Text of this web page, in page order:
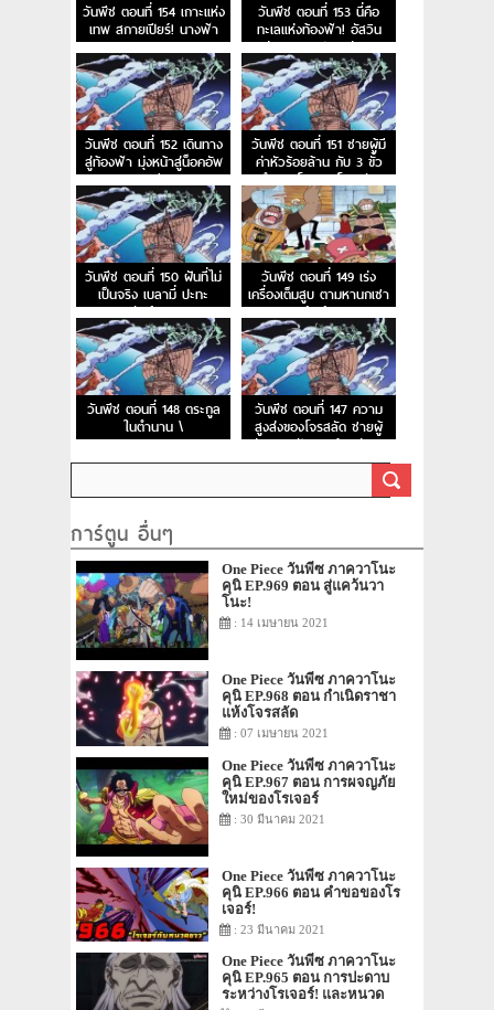
วันพีช ตอนที่ 154 เกาะแห่ง
เทพ สกายเปียร์! นางฟ้า
ของหาดเมฆ
วันพีช ตอนที่ 153 นี่คือ
ทะเลแห่งท้องฟ้า! อัสวิน
แห่งนภาและประตูสู่สรวง
สวรรค์
วันพีช ตอนที่ 152 เดินทาง
สู่ท้องฟ้า มุ่งหน้าสู่น็อคอัพ
สตรีม
วันพีช ตอนที่ 151 ชายผู้มี
ค่าหัวร้อยล้าน กับ 3 ขั้ว
อำนาจโลกและโจรสลัด
หนวดดำ
วันพีช ตอนที่ 150 ฝันที่ไม่
เป็นจริง เบลามี่ ปะทะ
สหพันธ์ลิงภูเขา
วันพีช ตอนที่ 149 เร่ง
เครื่องเต็มสูบ ตามหานกเซา
ท์เบิร์ด
วันพีช ตอนที่ 148 ตระกูล
ในตำนาน \
วันพีช ตอนที่ 147 ความ
สูงส่งของโจรสลัด ชายผู้
เล่าความฝันและเจ้าแห่งการ
กู้ซากเรือ
การ์ตูน อื่นๆ
One Piece วันพีซ ภาควาโนะ
คุนิ EP.969 ตอน สู่แคว้นวา
โนะ!
: 14 เมษายน 2021
One Piece วันพีซ ภาควาโนะ
คุนิ EP.968 ตอน กำเนิดราชา
แห้งโจรสลัด
: 07 เมษายน 2021
One Piece วันพีซ ภาควาโนะ
คุนิ EP.967 ตอน การผจญภัย
ใหม่ของโรเจอร์
: 30 มีนาคม 2021
One Piece วันพีซ ภาควาโนะ
คุนิ EP.966 ตอน คำขอของโร
เจอร์!
: 23 มีนาคม 2021
One Piece วันพีซ ภาควาโนะ
คุนิ EP.965 ตอน การปะดาบ
ระหว่างโรเจอร์! และหนวด